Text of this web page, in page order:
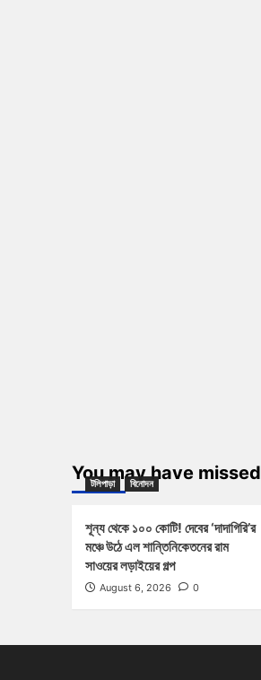
You may have missed
টলিপাড়া বিনোদন
শূন্য থেকে ১০০ কোটি! দেবের ‘দাদাগিরি’র
মঞ্চে উঠে এল শান্তিনিকেতনের রাম
সাওয়ের লড়াইয়ের গল্প
August 6, 2026 0